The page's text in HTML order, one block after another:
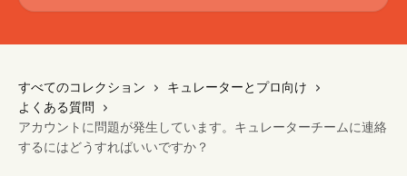
すべてのコレクション
キュレーターとプロ向け
よくある質問
アカウントに問題が発生しています。キュレーターチームに連絡
するにはどうすればいいですか？